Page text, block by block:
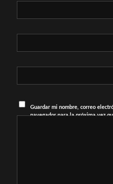
Guardar mi nombre, correo
navegador para la próxima vez